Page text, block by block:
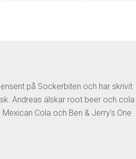
på Sockerbiten och har skrivit
Andreas älskar root beer och cola
Cola och Ben & Jerry's One